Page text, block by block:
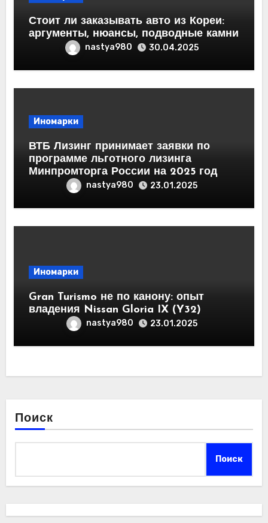
Стоит ли заказывать авто из Кореи:
аргументы, нюансы, подводные камни
nastya980 30.04.2025
Иномарки
ВТБ Лизинг принимает заявки по
программе льготного лизинга
Минпромторга России на 2025 год
nastya980 23.01.2025
Иномарки
Gran Turismo не по канону: опыт
владения Nissan Gloria IX (Y32)
nastya980 23.01.2025
Поиск
Поиск